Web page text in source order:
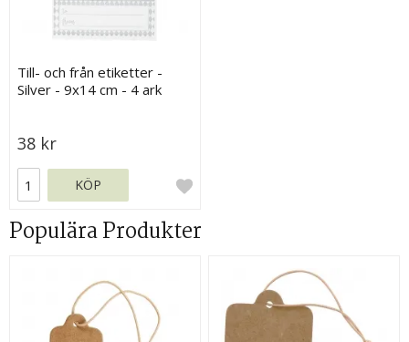
Till- och från etiketter -
Silver - 9x14 cm - 4 ark
38 kr
KÖP
Populära Produkter